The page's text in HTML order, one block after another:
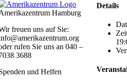
Details
Hamburg
freuen uns auf Sie:
rufen Sie uns an040 –
3688
und Helfen